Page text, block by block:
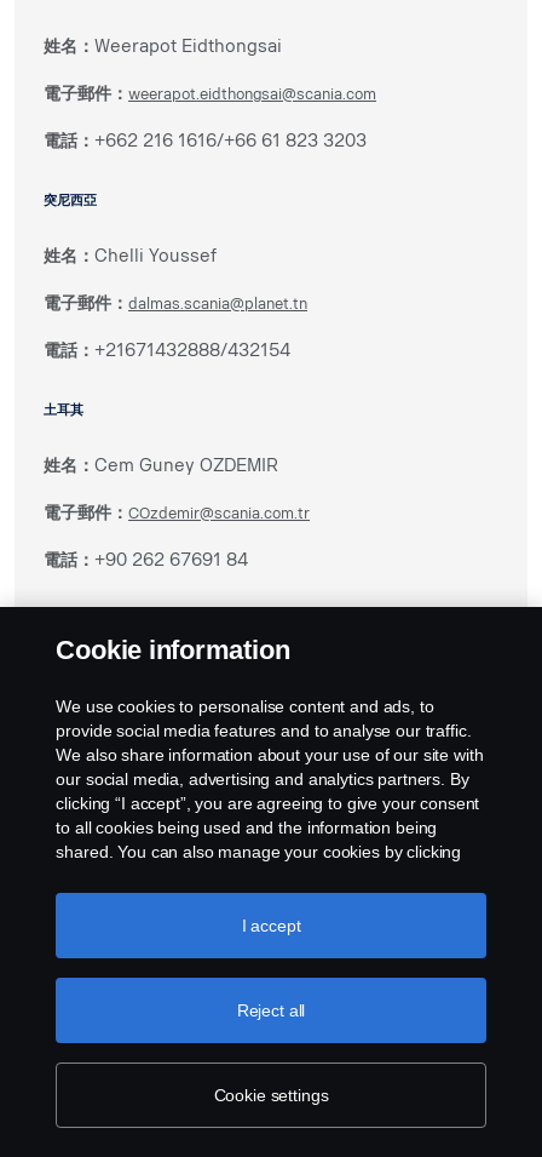
姓名： Weerapot Eidthongsai
電子郵件： weerapot.eidthongsai@scania.com
電話： +662 216 1616/+66 61 823 3203
突尼西亞
姓名： Chelli Youssef
電子郵件： dalmas.scania@planet.tn
電話： +21671432888/432154
土耳其
姓名： Cem Guney OZDEMIR
電子郵件： COzdemir@scania.com.tr
電話： +90 262 67691 84
姓名：Canberk Acartürk
電子郵件：cacarturk@dogusotomotiv.com.tr
電話：+90 535 248 38 85
烏克蘭
姓名：Vladyslav Lekhkodukh
電話：+380674654770
電子郵件：
Cookie information
We use cookies to personalise content and ads, to
provide social media features and to analyse our traffic.
We also share information about your use of our site with
our social media, advertising and analytics partners. By
clicking “I accept”, you are agreeing to give your consent
to all cookies being used and the information being
shared. You can also manage your cookies by clicking
like to accept. For a more detailed explanation of how we
use cookies, please visit our cookies section, which you
Cookie settings
Reject all
I accept